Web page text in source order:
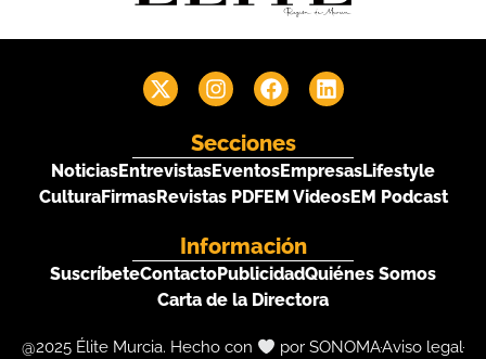
Secciones
NoticiasEntrevistasEventosEmpresasLifestyle
CulturaFirmasRevistas PDFEM VideosEM Podcast
Información
SuscríbeteContactoPublicidadQuiénes Somos
Carta de la Directora
@2025 Élite Murcia. Hecho con por SONOMAAviso legal